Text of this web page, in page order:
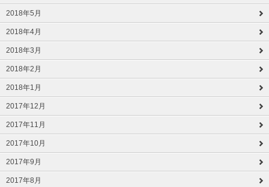
2018年5月
2018年4月
2018年3月
2018年2月
2018年1月
2017年12月
2017年11月
2017年10月
2017年9月
2017年8月